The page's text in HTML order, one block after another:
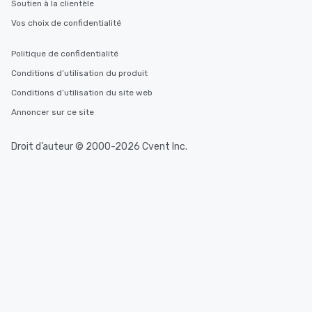
Soutien à la clientèle
Vos choix de confidentialité
Politique de confidentialité
Conditions d’utilisation du produit
Conditions d’utilisation du site web
Annoncer sur ce site
Droit d’auteur © 2000-2026 Cvent Inc.